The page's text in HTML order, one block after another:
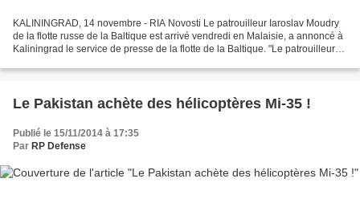
KALININGRAD, 14 novembre - RIA Novosti Le patrouilleur Iaroslav Moudry
de la flotte russe de la Baltique est arrivé vendredi en Malaisie, a annoncé à
Kaliningrad le service de presse de la flotte de la Baltique. "Le patrouilleur
Le Pakistan achète des hélicoptères Mi-35 !
Publié le 15/11/2014 à 17:35
Par RP Defense